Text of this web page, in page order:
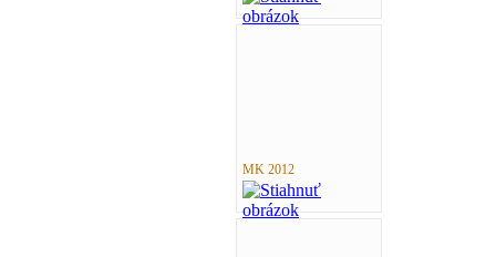
MK 2012